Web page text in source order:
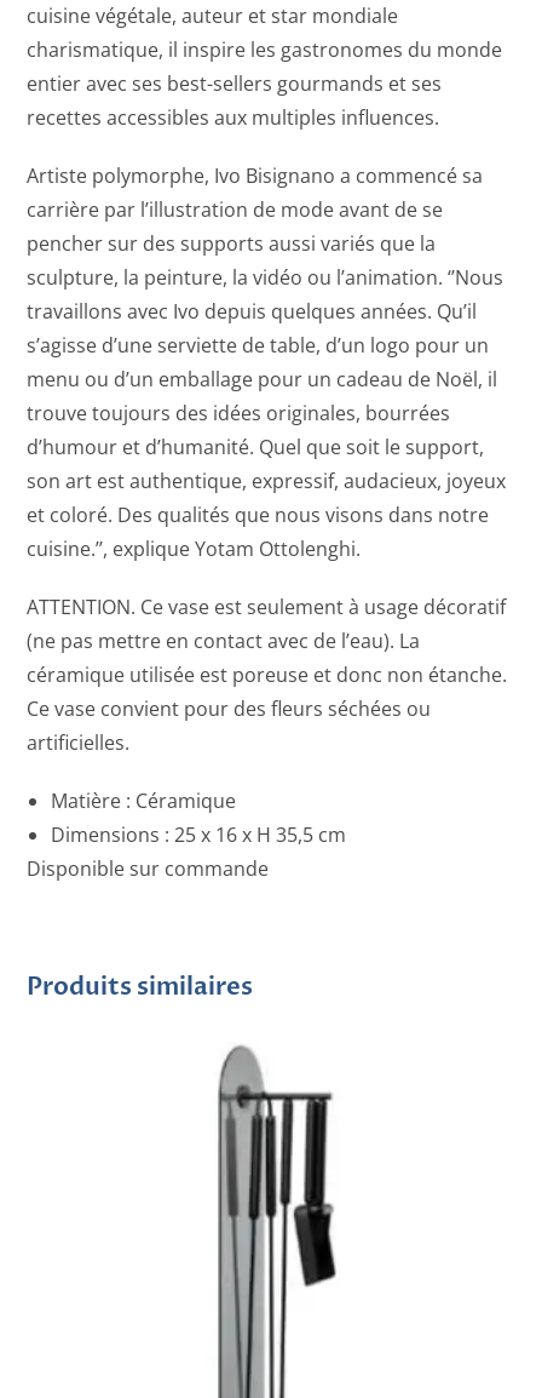
cuisine végétale, auteur et star mondiale
charismatique, il inspire les gastronomes du monde
entier avec ses best-sellers gourmands et ses
recettes accessibles aux multiples influences.
Artiste polymorphe, Ivo Bisignano a commencé sa
carrière par l’illustration de mode avant de se
pencher sur des supports aussi variés que la
sculpture, la peinture, la vidéo ou l’animation. ‘’Nous
travaillons avec Ivo depuis quelques années. Qu’il
s’agisse d’une serviette de table, d’un logo pour un
menu ou d’un emballage pour un cadeau de Noël, il
trouve toujours des idées originales, bourrées
d’humour et d’humanité. Quel que soit le support,
son art est authentique, expressif, audacieux, joyeux
et coloré. Des qualités que nous visons dans notre
cuisine.’’, explique Yotam Ottolenghi.
ATTENTION. Ce vase est seulement à usage décoratif
(ne pas mettre en contact avec de l’eau). La
céramique utilisée est poreuse et donc non étanche.
Ce vase convient pour des fleurs séchées ou
artificielles.
Matière : Céramique
Dimensions :25 x 16 x H 35,5 cm
Disponible sur commande
Produits similaires